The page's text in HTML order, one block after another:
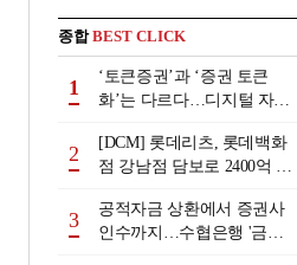
종합BEST CLICK
1
‘토큰증권’과 ‘증권 토큰
화’는 다르다…디지털 자본
2
[DCM] 롯데리츠, 롯데백화
점 강남점 담보로 2400억 조
3
공적자금 상환에서 증권사
인수까지…수협은행 '금융